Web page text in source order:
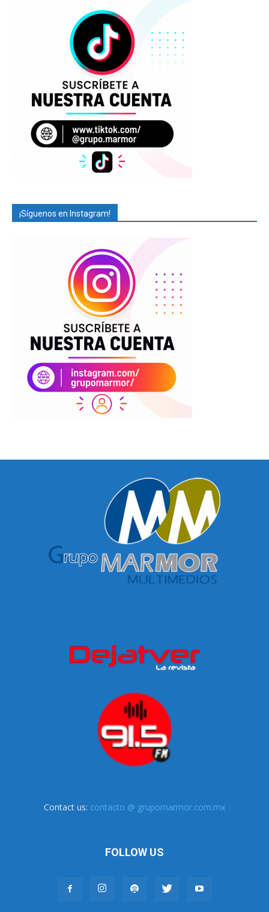
¡Síguenos en Instagram!
Contact us: contacto @ grupomarmor.com.mx
FOLLOW US